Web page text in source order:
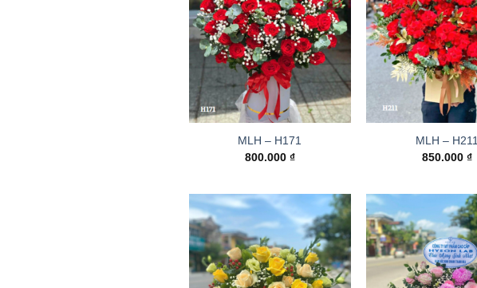
MLH – H171
800.000 ₫
MLH – H211
850.000₫